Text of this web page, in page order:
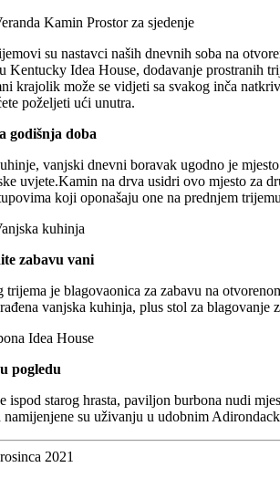
su nastavci naših dnevnih soba na
Kentucky Idea House, dodavanje prostranih
krajolik može se vidjeti sa svakog inča
poželjeti ući unutra.
godišnja doba
vanjski dnevni boravak ugodno je
uvjete.Kamin na drva usidri ovo mjesto za
koji oponašaju one na prednjem
zabavu vani
je blagovaonica za zabavu na
vanjska kuhinja, plus stol za blagovanje
pogledu
ispod starog hrasta, paviljon burbona nudi
namijenjene su uživanju u udobnim
2021